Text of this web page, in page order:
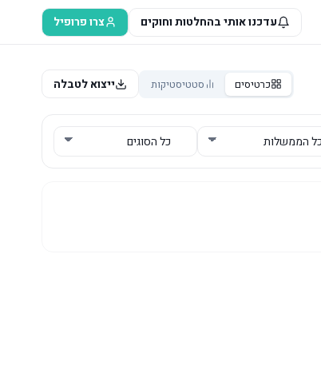
עדכנו אותי בהחלטות וחוקים צרו פרופיל
כרטיסים סטטיסטיקות ייצוא לטבלה